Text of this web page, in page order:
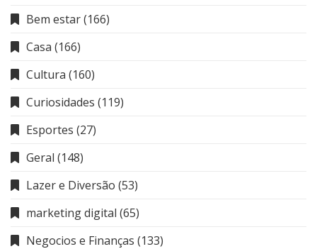
Bem estar(166)
Casa (166)
Cultura (160)
Curiosidades (119)
Esportes (27)
Geral (148)
Lazer e Diversão (53)
marketing digital (65)
Negocios e Finanças (133)